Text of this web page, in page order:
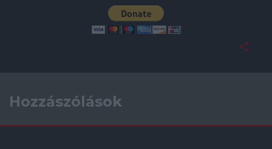
Hozzászólások